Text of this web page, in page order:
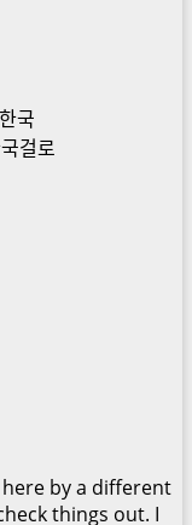
국
걸로
by a different
things out. I